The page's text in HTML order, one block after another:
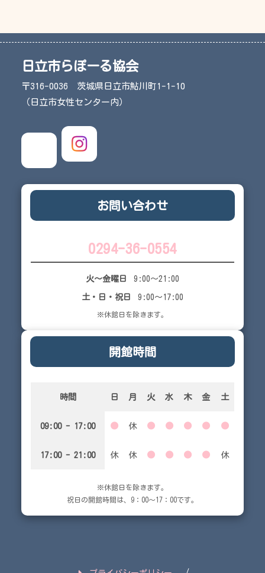
日立市らぽーる協会
〒316-0036 茨城県日立市鮎川町1-1-10
（日立市女性センター内）
お問い合わせ
0294-36-0554
火～金曜日 9:00～21:00
土・日・祝日 9:00～17:00
※休館日を除きます。
開館時間
時間 日 月 火 水 木 金 土
09:00 - 17:00 ● 休 ● ● ● ● ●
17:00 - 21:00 休 休 ● ● ● ● 休
※休館日を除きます。
祝日の開館時間は、9：00～17：00です。